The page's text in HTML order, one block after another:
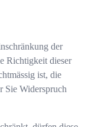
der
Richtigkeit dieser
ist, die
Sie Widerspruch